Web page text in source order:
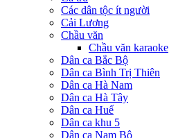
Các dân tộc ít người
Cải Lương
Chầu văn
Chầu văn karaoke
Dân ca Bắc Bộ
Dân ca Bình Trị Thiên
Dân ca Hà Nam
Dân ca Hà Tây
Dân ca Huế
Dân ca khu 5
Dân ca Nam Bộ